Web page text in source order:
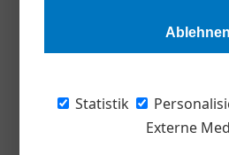
Ablehnen
Statistik
Externe
Betrügerische Scheinfirmen zahlen
Sozialversicherungsbeiträge,
der Umsatzsteuer. Durch diese
Wirtschaft entgehen dem Staat
Millionen Euro pro Jahr an Abgaben.